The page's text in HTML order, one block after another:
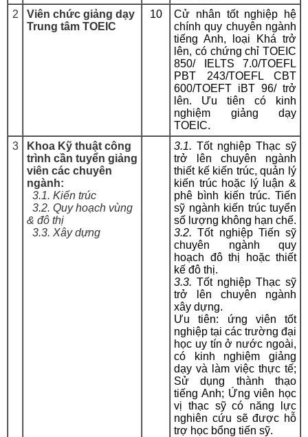
2
Viên chức giảng dạy
Trung tâm TOEIC
10
Cử nhân tốt nghiệp hệ
chính quy chuyên ngành
tiếng Anh, loại Khá trở
lên, có chứng chỉ TOEIC
850/ IELTS 7.0/TOEFL
PBT 243/TOEFL CBT
600/TOEFT iBT 96/ trở
lên. Ưu tiên có kinh
nghiệm giảng dạy
TOEIC.
3
Khoa Kỹ thuật công
trình cần tuyển giảng
viên các chuyên
ngành:
3.1. Kiến trúc
3.2. Quy hoạch vùng
& đô thị
3.3. Xây dựng
3.1. Tốt nghiệp Thạc sỹ
trở lên chuyên ngành
thiết kế kiến trúc, quản lý
kiến trúc hoặc lý luận &
phê bình kiến trúc. Tiến
sỹ ngành kiến trúc tuyển
số lượng không hạn chế.
3.2.Tốt nghiệp Tiến sỹ
chuyên ngành quy
hoạch đô thị hoặc thiết
kế đô thị.
3.3. Tốt nghiệp Thạc sỹ
trở lên chuyên ngành
xây dựng.
Ưu tiên: ứng viên tốt
nghiệp tại các trường đại
học uy tín ở nước ngoài,
có kinh nghiệm giảng
dạy và làm việc thực tế;
Sử dụng thành thạo
tiếng Anh; Ứng viên học
vị thạc sỹ có năng lực
nghiên cứu sẽ được hỗ
trợ học bổng tiến sỹ.